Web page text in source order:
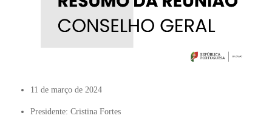
11 de março de 2024
Presidente: Cristina Fortes